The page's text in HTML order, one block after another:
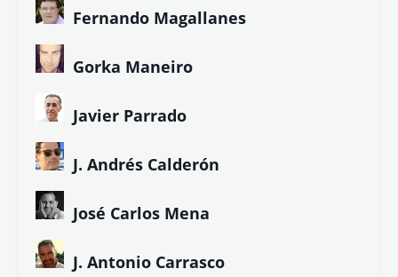
Carmen Álvarez
Carmen Pita
C.R. Worth
Diana Álvarez
Diego de los Santos
Eduardo Armenteros